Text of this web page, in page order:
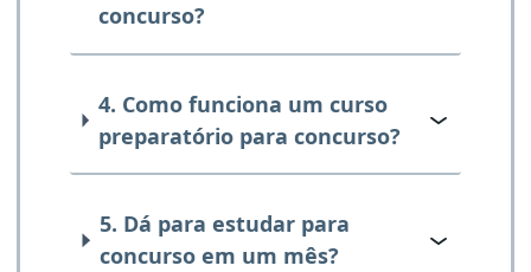
concurso?
4. Como funciona um curso
preparatório para concurso?
5. Dá para estudar para
concurso em um mês?